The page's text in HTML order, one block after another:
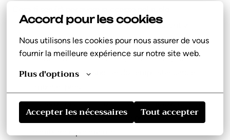
Accord pour les cookies
Nous utilisons les cookies pour nous assurer de vous
fournir la meilleure expérience sur notre site web.
Plus d'options
Accepter les nécessaires Tout accepter
Pregressa esperienza in ambiti manutentivi
Preferibile patente di guida B
Autonomia e senso di responsabilità: gestire le
proprie attività rispettando tempi, standard e
Flessibilità e adattabilità: sapersi muovere in un
contesto dinamico, dove le priorità possono